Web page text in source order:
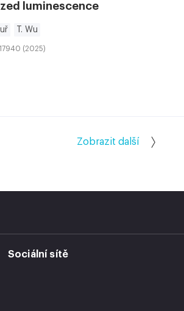
luminescence
T. Wu
(2025)
Zobrazit další
Sociální sítě